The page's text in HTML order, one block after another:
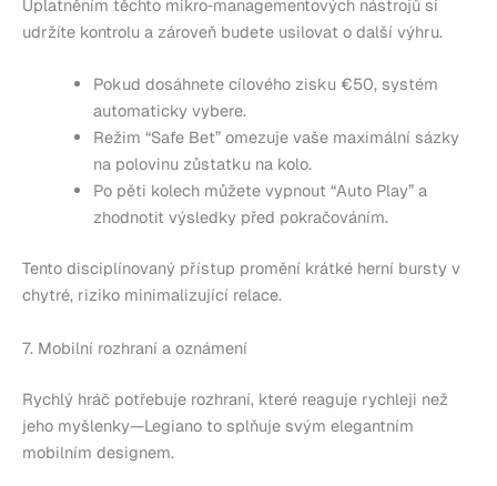
Uplatněním těchto mikro‑managementových nástrojů si
udržíte kontrolu a zároveň budete usilovat o další výhru.
Pokud dosáhnete cílového zisku €50, systém
automaticky vybere.
Režim “Safe Bet” omezuje vaše maximální sázky
na polovinu zůstatku na kolo.
Po pěti kolech můžete vypnout “Auto Play” a
zhodnotit výsledky před pokračováním.
Tento disciplínovaný přístup promění krátké herní bursty v
chytré, riziko minimalizující relace.
7. Mobilní rozhraní a oznámení
Rychlý hráč potřebuje rozhraní, které reaguje rychleji než
jeho myšlenky—Legiano to splňuje svým elegantním
mobilním designem.